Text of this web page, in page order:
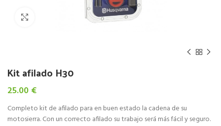
Kit afilado H30
25.00 €
Completo kit de afilado para en buen estado la cadena de su
motosierra. Con un correcto afilado su trabajo será más fácil y seguro.